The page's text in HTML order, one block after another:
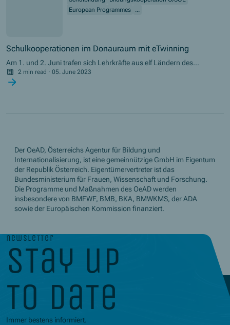
European Programmes
...
Schulkooperationen im Donauraum mit eTwinning
Am 1. und 2. Juni trafen sich Lehrkräfte aus elf Ländern des
Donauraums in Krems, um gemeinsam internationale Schulprojekte
zu planen.
2 min read · 05. June 2023
Der OeAD, Österreichs Agentur für Bildung und
Internationalisierung, ist eine gemeinnützige GmbH im Eigentum
der Republik Österreich. Eigentümervertreter ist das
Bundesministerium für Frauen, Wissenschaft und Forschung.
Die Programme und Maßnahmen des OeAD werden
insbesondere von BMFWF, BMB, BKA, BMWKMS, der ADA
sowie der Europäischen Kommission finanziert.
newsletter
stay up
to date
Immer bestens informiert.